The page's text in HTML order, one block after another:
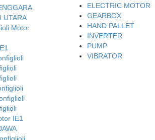
ELECTRIC MOTOR
GEARBOX
HAND PALLET
INVERTER
PUMP
VIBRATOR